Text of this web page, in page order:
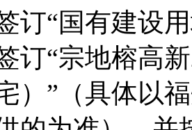
订“国有建设
订“宗地榕高
）”（具体以